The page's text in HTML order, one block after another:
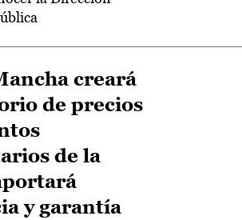
creará
de precios
de la
y garantía